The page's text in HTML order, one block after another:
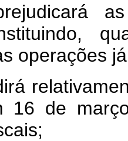
as
operações
16 de